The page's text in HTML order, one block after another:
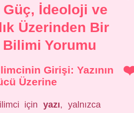
İdeoloji ve
Üzerinden Bir
Yorumu
Girişi: Yazının
Üzerine
içinyazı, yalnızca